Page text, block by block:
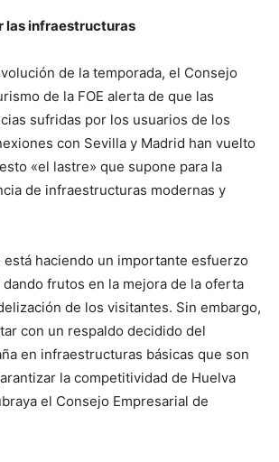
las infraestructuras
de la temporada, el Consejo
de la FOE alerta de que las
sufridas por los usuarios de los
con Sevilla y Madrid han vuelto
«el lastre» que supone para la
de infraestructuras modernas y
está haciendo un importante esfuerzo
frutos en la mejora de la oferta
de los visitantes. Sin embargo,
con un respaldo decidido del
en infraestructuras básicas que son
la competitividad de Huelva
el Consejo Empresarial de